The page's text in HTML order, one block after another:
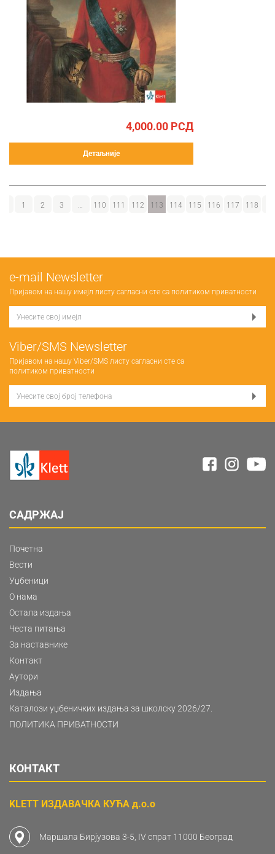
4,000.00 РСД
Детаљније
1 2 3 110 111 112 113 114 115 116 117 118
е-mail Newsletter
Пријавом на нашу имејл листу сагласни сте са политиком приватности
Viber/SMS Newsletter
Пријавом на нашу Viber/SMS листу сагласни сте са
политиком приватности
САДРЖАЈ
Почетна
Вести
Уџбеници
О нама
Остала издања
Честа питања
За наставнике
Контакт
Аутори
Издања
Каталози уџбеничких издања за школску 2026/27.
ПОЛИТИКА ПРИВАТНОСТИ
КОНТАКТ
KLETT ИЗДАВАЧКА КУЋА д.о.о
Маршала Бирјузова 3-5, IV спрат 11000 Београд